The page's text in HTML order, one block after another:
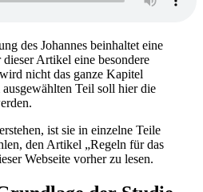
des Johannes beinhaltet eine
Artikel eine besondere
nicht das ganze Kapitel
Teil soll hier die
ist sie in einzelne Teile
den Artikel „Regeln für das
Webseite vorher zu lesen.